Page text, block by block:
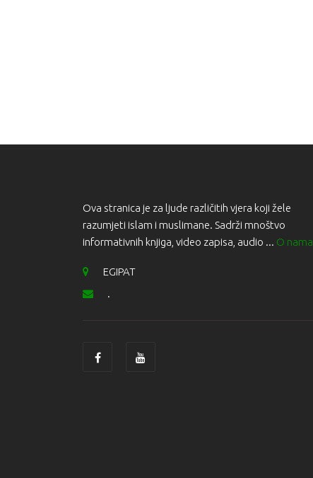
Ova stranica je za ljude različitih vjera koji žele
razumjeti islam i muslimane. Sadrži mnoštvo
informativnih knjiga, video zapisa, audio ... O nama
EGIPAT
.